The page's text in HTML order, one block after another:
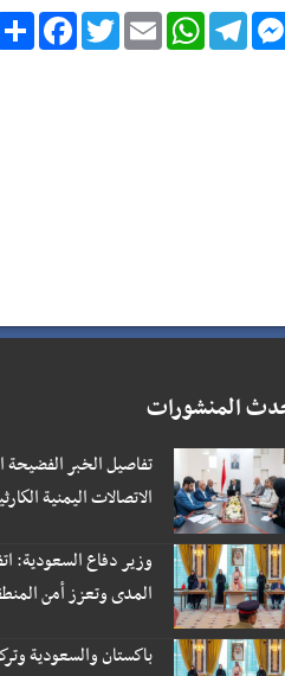
ا
ن
ش
F
a
c
T
w
i
E
m
a
W
h
a
T
e
l
المنشورات
تفاصيل الخبر الفضيحة
الاتصالات اليمنية
وزير دفاع السعودية:
المدى وتعزز أمن
باكستان والسعودية